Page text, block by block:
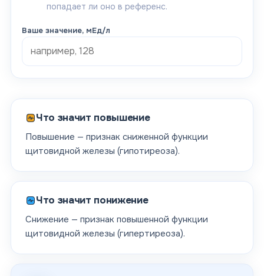
попадает ли оно в референс.
Ваше значение, мЕд/л
Что значит повышение
Повышение — признак сниженной функции
щитовидной железы (гипотиреоза).
Что значит понижение
Снижение — признак повышенной функции
щитовидной железы (гипертиреоза).